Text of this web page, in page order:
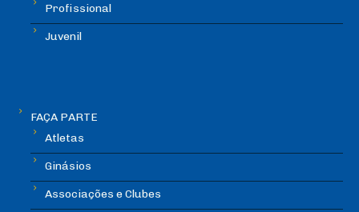
Profissional
Juvenil
FAÇA PARTE
Atletas
Ginásios
Associações e Clubes